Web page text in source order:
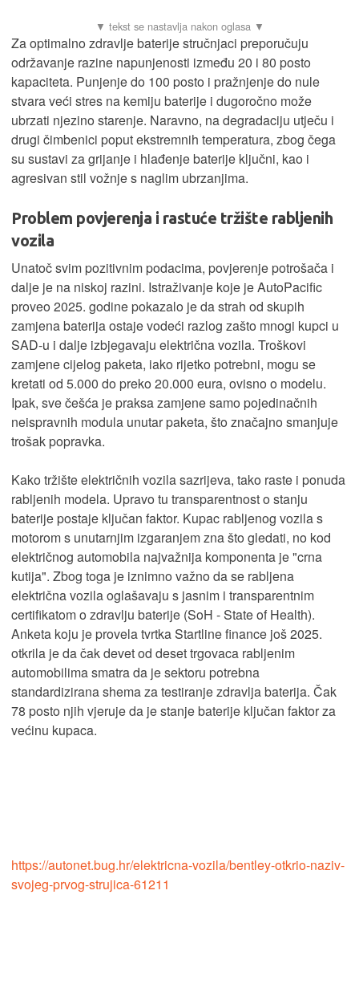
Za optimalno zdravlje baterije stručnjaci preporučuju
održavanje razine napunjenosti između 20 i 80 posto
kapaciteta. Punjenje do 100 posto i pražnjenje do nule
stvara veći stres na kemiju baterije i dugoročno može
ubrzati njezino starenje. Naravno, na degradaciju utječu i
drugi čimbenici poput ekstremnih temperatura, zbog čega
su sustavi za grijanje i hlađenje baterije ključni, kao i
agresivan stil vožnje s naglim ubrzanjima.
Problem povjerenja i rastuće tržište rabljenih
vozila
Unatoč svim pozitivnim podacima, povjerenje potrošača i
dalje je na niskoj razini. Istraživanje koje je AutoPacific
proveo 2025. godine pokazalo je da strah od skupih
zamjena baterija ostaje vodeći razlog zašto mnogi kupci u
SAD-u i dalje izbjegavaju električna vozila. Troškovi
zamjene cijelog paketa, iako rijetko potrebni, mogu se
kretati od 5.000 do preko 20.000 eura, ovisno o modelu.
Ipak, sve češća je praksa zamjene samo pojedinačnih
neispravnih modula unutar paketa, što značajno smanjuje
trošak popravka.
Kako tržište električnih vozila sazrijeva, tako raste i ponuda
rabljenih modela. Upravo tu transparentnost o stanju
baterije postaje ključan faktor. Kupac rabljenog vozila s
motorom s unutarnjim izgaranjem zna što gledati, no kod
električnog automobila najvažnija komponenta je "crna
kutija". Zbog toga je iznimno važno da se rabljena
električna vozila oglašavaju s jasnim i transparentnim
certifikatom o zdravlju baterije (SoH - State of Health).
Anketa koju je provela tvrtka Startline finance još 2025.
otkrila je da čak devet od deset trgovaca rabljenim
automobilima smatra da je sektoru potrebna
standardizirana shema za testiranje zdravlja baterija. Čak
78 posto njih vjeruje da je stanje baterije ključan faktor za
većinu kupaca.
https://autonet.bug.hr/elektricna-vozila/bentley-otkrio-naziv-
svojeg-prvog-strujica-61211